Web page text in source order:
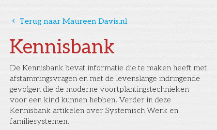
Kennisbank
De Kennisbank bevat informatie die te maken heeft met
afstammingsvragen en met de levenslange indringende
gevolgen die de moderne voortplantingstechnieken
voor een kind kunnen hebben. Verder in deze
Kennisbank artikelen over Systemisch Werk en
familiesystemen.
󰅁 Terug naar Maureen Davis.nl